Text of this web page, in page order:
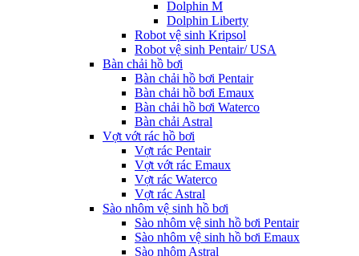
Dolphin M
Dolphin Liberty
Robot vệ sinh Kripsol
Robot vệ sinh Pentair/ USA
Bàn chải hồ bơi
Bàn chải hồ bơi Pentair
Bàn chải hồ bơi Emaux
Bàn chải hồ bơi Waterco
Bàn chải Astral
Vợt vớt rác hồ bơi
Vợt rác Pentair
Vợt vớt rác Emaux
Vợt rác Waterco
Vợt rác Astral
Sào nhôm vệ sinh hồ bơi
Sào nhôm vệ sinh hồ bơi Pentair
Sào nhôm vệ sinh hồ bơi Emaux
Sào nhôm Astral